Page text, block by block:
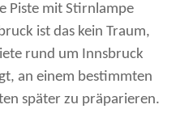
Piste mit Stirnlampe
ist das kein Traum,
rund um Innsbruck
an einem bestimmten
später zu präparieren.